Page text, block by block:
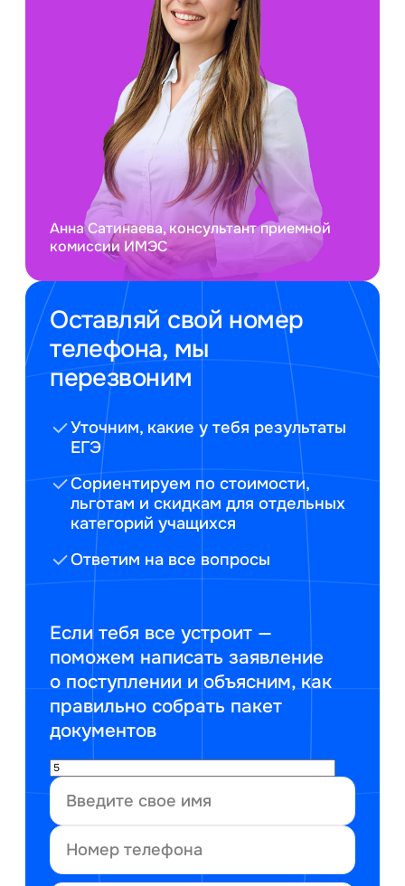
Оставляй свой номер
телефона, мы
перезвоним
Уточним, какие у тебя результаты
ЕГЭ
Сориентируем по стоимости,
льготам и скидкам для отдельных
категорий учащихся
Ответим на все вопросы
Если тебя все устроит —
поможем написать заявление
о поступлении и объясним, как
правильно собрать пакет
документов
Анна Сатинаева, консультант приемной
комиссии ИМЭС